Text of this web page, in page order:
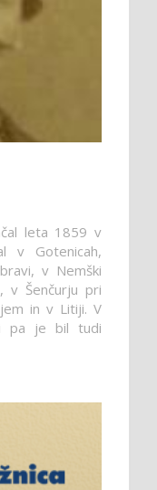
leta 1859 v
v Gotenicah,
v Nemški
v Šenčurju pri
in v Litiji. V
pa je bil tudi